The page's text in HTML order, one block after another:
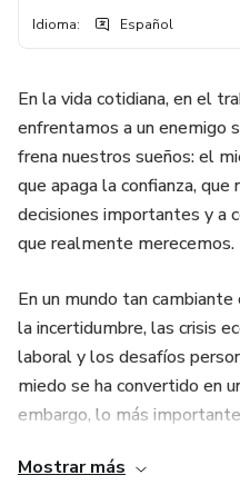
Idioma: Español
En la vida cotidiana, en el
enfrentamos a un enemigo
frena nuestros sueños: el
que apaga la confianza,
decisiones importantes y a
que realmente merecemos.
En un mundo tan
la incertidumbre, las crisis
laboral y los desafíos
miedo se ha convertido en
embargo, lo más
Mostrar más